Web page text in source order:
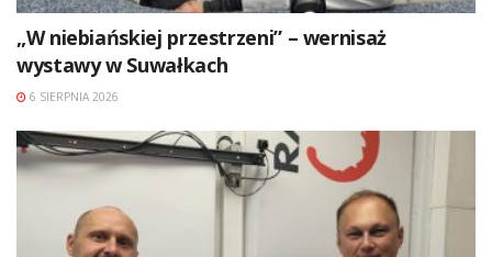
„W niebiańskiej przestrzeni” – wernisaż
wystawy w Suwałkach
6 SIERPNIA 2026